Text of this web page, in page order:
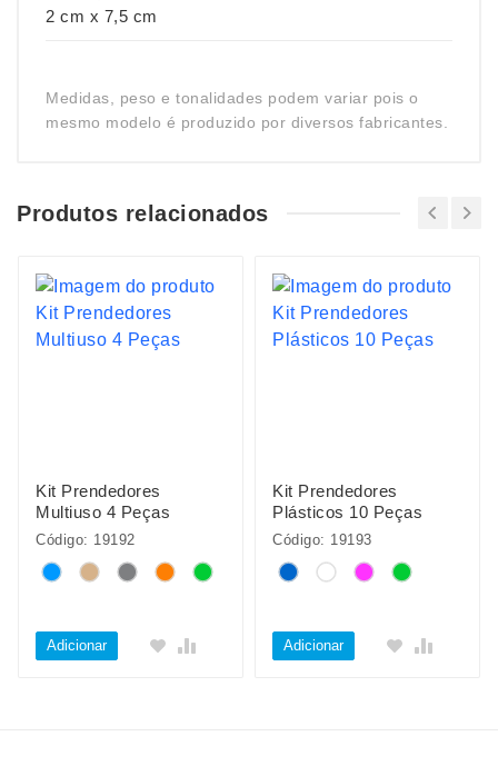
2 cm x 7,5 cm
Medidas, peso e tonalidades podem variar pois o
mesmo modelo é produzido por diversos fabricantes.
Produtos relacionados
Kit Prendedores
Multiuso 4 Peças
Código: 19192
Adicionar
Kit Prendedores
Plásticos 10 Peças
Código: 19193
Adicionar